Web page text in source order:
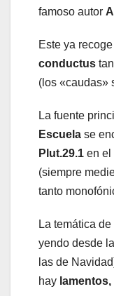
famoso autor
Este ya
conductus
(los «caudas»
La fuente
Escuela se
Plut.29.1 en el
(siempre
tanto
La temática
yendo desde
las de
hay